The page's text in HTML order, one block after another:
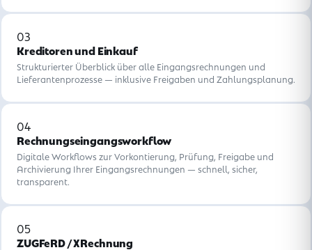
03
Kreditoren und Einkauf
Strukturierter Überblick über alle Eingangsrechnungen und
Lieferantenprozesse — inklusive Freigaben und Zahlungsplanung.
04
Rechnungseingangsworkflow
Digitale Workflows zur Vorkontierung, Prüfung, Freigabe und
Archivierung Ihrer Eingangsrechnungen — schnell, sicher,
transparent.
05
ZUGFeRD / XRechnung